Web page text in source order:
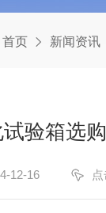
首页 新闻资讯
验箱选
12-16